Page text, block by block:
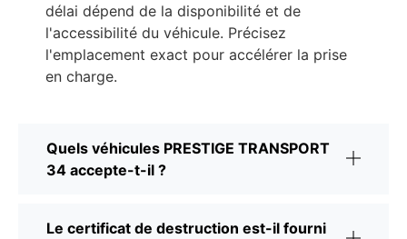
délai dépend de la disponibilité et de
l'accessibilité du véhicule. Précisez
l'emplacement exact pour accélérer la prise
en charge.
Quels véhicules PRESTIGE TRANSPORT
34 accepte-t-il ?
Le certificat de destruction est-il fourni